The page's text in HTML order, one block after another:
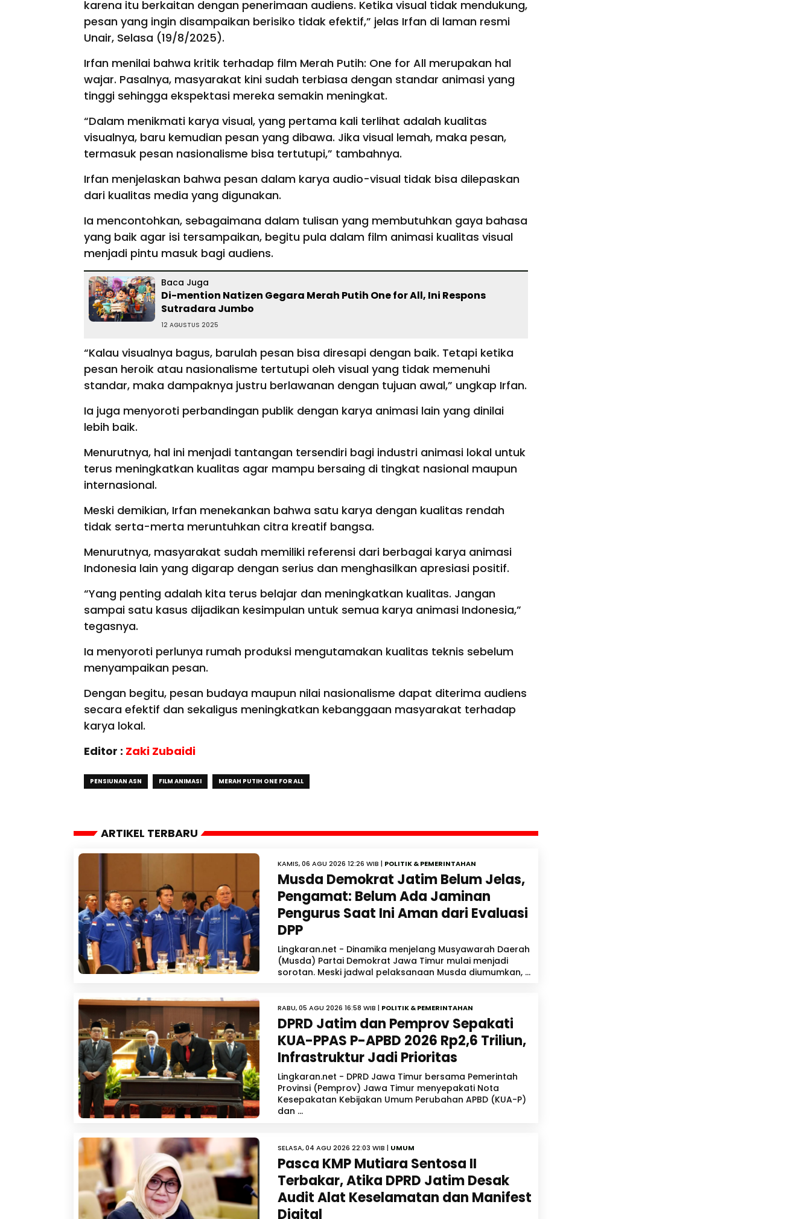
karena itu berkaitan dengan penerimaan audiens. Ketika visual tidak mendukung,
pesan yang ingin disampaikan berisiko tidak efektif,” jelas Irfan di laman resmi
Unair, Selasa (19/8/2025).
Irfan menilai bahwa kritik terhadap film Merah Putih: One for All merupakan hal
wajar. Pasalnya, masyarakat kini sudah terbiasa dengan standar animasi yang
tinggi sehingga ekspektasi mereka semakin meningkat.
“Dalam menikmati karya visual, yang pertama kali terlihat adalah kualitas
visualnya, baru kemudian pesan yang dibawa. Jika visual lemah, maka pesan,
termasuk pesan nasionalisme bisa tertutupi,” tambahnya.
Irfan menjelaskan bahwa pesan dalam karya audio-visual tidak bisa dilepaskan
dari kualitas media yang digunakan.
Ia mencontohkan, sebagaimana dalam tulisan yang membutuhkan gaya bahasa
yang baik agar isi tersampaikan, begitu pula dalam film animasi kualitas visual
menjadi pintu masuk bagi audiens.
Baca Juga
Di-mention Natizen Gegara Merah Putih One for All, Ini Respons
Sutradara Jumbo
12 AGUSTUS 2025
“Kalau visualnya bagus, barulah pesan bisa diresapi dengan baik. Tetapi ketika
pesan heroik atau nasionalisme tertutupi oleh visual yang tidak memenuhi
standar, maka dampaknya justru berlawanan dengan tujuan awal,” ungkap Irfan.
Ia juga menyoroti perbandingan publik dengan karya animasi lain yang dinilai
lebih baik.
Menurutnya, hal ini menjadi tantangan tersendiri bagi industri animasi lokal untuk
terus meningkatkan kualitas agar mampu bersaing di tingkat nasional maupun
internasional.
Meski demikian, Irfan menekankan bahwa satu karya dengan kualitas rendah
tidak serta-merta meruntuhkan citra kreatif bangsa.
Menurutnya, masyarakat sudah memiliki referensi dari berbagai karya animasi
Indonesia lain yang digarap dengan serius dan menghasilkan apresiasi positif.
“Yang penting adalah kita terus belajar dan meningkatkan kualitas. Jangan
sampai satu kasus dijadikan kesimpulan untuk semua karya animasi Indonesia,”
tegasnya.
Ia menyoroti perlunya rumah produksi mengutamakan kualitas teknis sebelum
menyampaikan pesan.
Dengan begitu, pesan budaya maupun nilai nasionalisme dapat diterima audiens
secara efektif dan sekaligus meningkatkan kebanggaan masyarakat terhadap
karya lokal.
Editor : Zaki Zubaidi
PENSIUNAN ASN FILM ANIMASI MERAH PUTIH ONE FOR ALL
ARTIKEL TERBARU
KAMIS, 06 AGU 2026 12:26 WIB | POLITIK & PEMERINTAHAN
Musda Demokrat Jatim Belum Jelas,
Pengamat: Belum Ada Jaminan
Pengurus Saat Ini Aman dari Evaluasi
DPP
Lingkaran.net - Dinamika menjelang Musyawarah Daerah
(Musda) Partai Demokrat Jawa Timur mulai menjadi
sorotan. Meski jadwal pelaksanaan Musda diumumkan, ...
RABU, 05 AGU 2026 16:58 WIB | POLITIK & PEMERINTAHAN
DPRD Jatim dan Pemprov Sepakati
KUA-PPAS P-APBD 2026 Rp2,6 Triliun,
Infrastruktur Jadi Prioritas
Lingkaran.net - DPRD Jawa Timur bersama Pemerintah
Provinsi (Pemprov) Jawa Timur menyepakati Nota
Kesepakatan Kebijakan Umum Perubahan APBD (KUA-P)
dan ...
SELASA, 04 AGU 2026 22:03 WIB | UMUM
Pasca KMP Mutiara Sentosa II
Terbakar, Atika DPRD Jatim Desak
Audit Alat Keselamatan dan Manifest
Digital